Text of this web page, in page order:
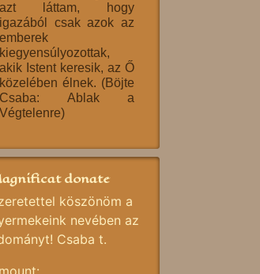
azt láttam, hogy
igazából csak azok az
emberek
kiegyensúlyozottak,
akik Istent keresik, az Ő
közelében élnek. (Böjte
Csaba: Ablak a
Végtelenre)
donate
köszönöm a
nevében az
Csaba t.